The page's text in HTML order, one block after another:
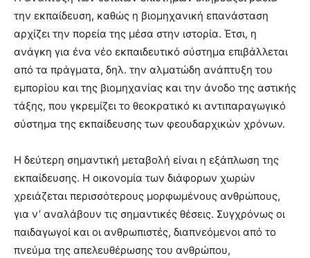
την εκπαίδευση, καθώς η βιομηχανική επανάσταση
αρχίζει την πορεία της μέσα στην ιστορία. Έτσι, η
ανάγκη για ένα νέο εκπαιδευτικό σύστημα επιβάλλεται
από τα πράγματα, δηλ. την αλματώδη ανάπτυξη του
εμπορίου και της βιομηχανίας και την άνοδο της αστικής
τάξης, που γκρεμίζει το θεοκρατικό κι αντιπαραγωγικό
σύστημα της εκπαίδευσης των φεουδαρχικών χρόνων.
Η δεύτερη σημαντική μεταβολή είναι η εξάπλωση της
εκπαίδευσης. Η οικονομία των διάφορων χωρών
χρειάζεται περισσότερους μορφωμένους ανθρώπους,
για ν’ αναλάβουν τις σημαντικές θέσεις. Συγχρόνως οι
παιδαγωγοί και οι ανθρωπιστές, διαπνεόμενοι από το
πνεύμα της απελευθέρωσης του ανθρώπου,